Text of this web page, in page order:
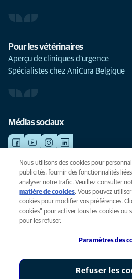
Pour les vétérinaires
Aperçu de cliniques d'urgence
Spécialistes chez AniCura Belgique
Médias sociaux
©AniCura 2024
Cookies
Privacyverklaring
AniCura est un affilié de Mars, Inc ©
Nous utilisons des cookies pour
publicités, fournir des fonctionnalités
analyser notre trafic. Veuillez consulter
matière de cookies(opens in a new tab)
. Vous pouvez
cookies pour modifier vos préférences.
cookies" pour activer tous les cookies ou
pour les refuser.
Paramètres des
Refuser les